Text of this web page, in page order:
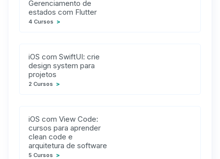
Gerenciamento de
estados com Flutter
4 Cursos >
iOS com SwiftUI: crie
design system para
projetos
2 Cursos >
iOS com View Code:
cursos para aprender
clean code e
arquitetura de software
5 Cursos >